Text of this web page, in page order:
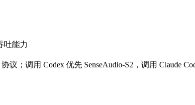
吐能力
；调用 Codex 优先 SenseAudio-S2，调用 Claude